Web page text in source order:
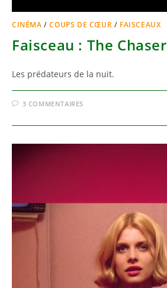
CINÉMA /COUPS DE CŒUR / FAISCEAUX
Faisceau : The Chaser
Les prédateurs de la nuit.
3 COMMENTAIRES